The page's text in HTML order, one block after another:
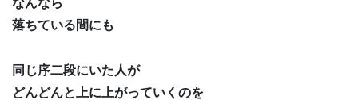
なんなら
落ちている間にも
同じ序二段にいた人が
どんどんと上に上がっていくのを